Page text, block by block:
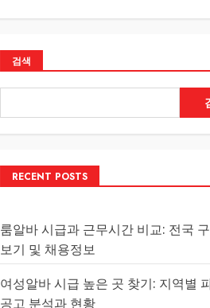
검색
RECENT POSTS
룸알바 시급과 근무시간 비교: 전국
보기 및 채용정보
여성알바 시급 높은 곳 찾기: 지역별
공고 분석과 현황